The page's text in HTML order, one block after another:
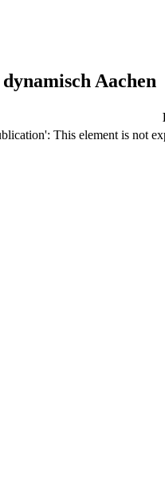
Aachen
This element is not